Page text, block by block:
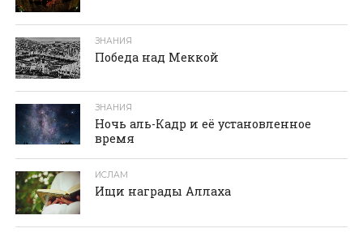
ЗНАНИЯ
Победа над Меккой
ЗНАНИЯ
Ночь аль-Кадр и её установленное
время
ИСЛАМ
Ищи награды Аллаха